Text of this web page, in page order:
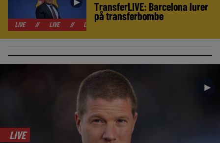
LIVE // LIVE // LIVE
TransferLIVE: Barcelona lurer
på transferbombe
►
LIVE